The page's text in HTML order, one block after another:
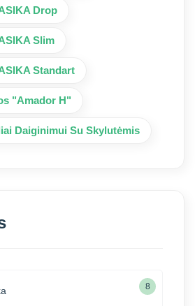
Drop
Slim
Standart
"Amador H"
Daiginimui Su Skylutėmis
8